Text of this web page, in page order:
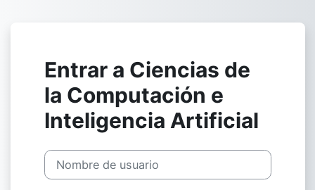
Entrar a Ciencias de
la Computación e
Inteligencia Artificial
Nombre de usuario